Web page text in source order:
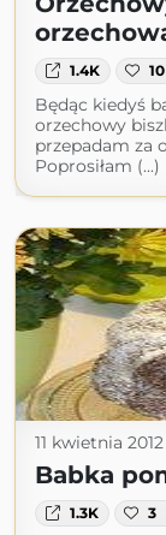
1.4K 10
Będąc kiedyś
orzechowy
przepadam za
Poprosiłam (...)
11 kwietnia 2012
Babka
1.3K 3